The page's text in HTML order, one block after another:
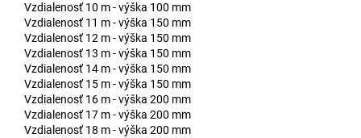
Vzdialenosť 10 m - výška 100 mm
Vzdialenosť 11 m - výška 150 mm
Vzdialenosť 12 m - výška 150 mm
Vzdialenosť 13 m - výška 150 mm
Vzdialenosť 14 m - výška 150 mm
Vzdialenosť 15 m - výška 150 mm
Vzdialenosť 16 m - výška 200 mm
Vzdialenosť 17 m - výška 200 mm
Vzdialenosť 18 m - výška 200 mm